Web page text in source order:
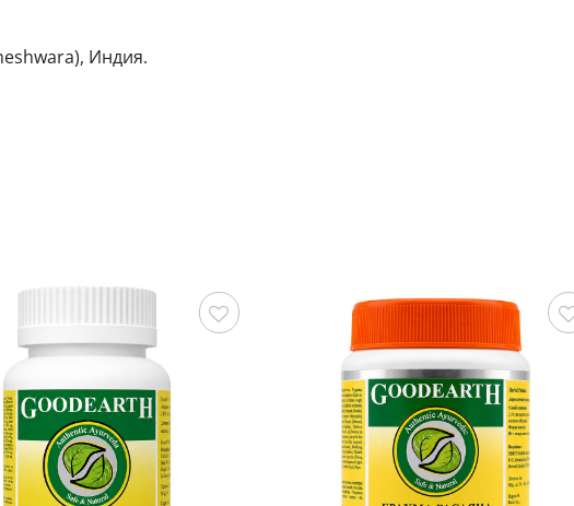
Индия.
Сохранить Сохранить